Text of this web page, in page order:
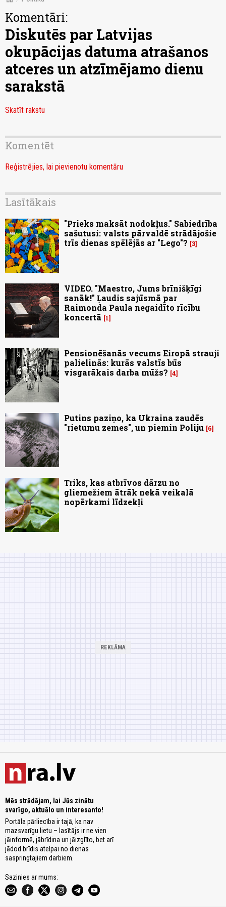
Komentāri:
Diskutēs par Latvijas
okupācijas datuma atrašanos
atceres un atzīmējamo dienu
sarakstā
Skatīt rakstu
Komentēt
Reģistrējies, lai pievienotu komentāru
Lasītākais
"Prieks maksāt nodokļus." Sabiedrība
sašutusi: valsts pārvaldē strādājošie
trīs dienas spēlējās ar "Lego"? 3
VIDEO. "Maestro, Jums brīnišķīgi
sanāk!" Ļaudis sajūsmā par
Raimonda Paula negaidīto rīcību
koncertā
1
Pensionēšanās vecums Eiropā strauji
palielinās: kurās valstīs būs
visgarākais darba mūžs? 4
Putins paziņo, ka Ukraina zaudēs
"rietumu zemes", un piemin Poliju 6
Triks, kas atbrīvos dārzu no
gliemežiem ātrāk nekā veikalā
nopērkami līdzekļi
Mēs strādājam, lai Jūs zinātu
svarīgo, aktuālo un interesanto!
Portāla pārliecība ir tajā, ka nav
mazsvarīgu lietu – lasītājs ir ne vien
jāinformē, jābrīdina un jāizglīto, bet arī
jādod brīdis atelpai no dienas
saspringtajiem darbiem.
Sazinies ar mums: